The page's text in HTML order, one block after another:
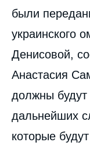
были
украинского
Денисовой,
Анастасия
должны будут
дальнейших
которые